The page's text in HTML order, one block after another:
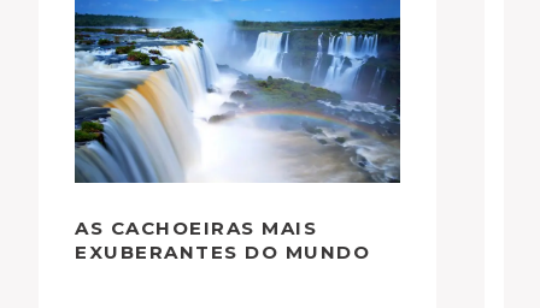
AS CACHOEIRAS MAIS
EXUBERANTES DO MUNDO